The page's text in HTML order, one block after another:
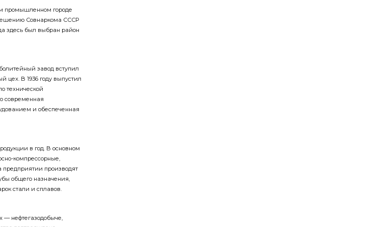
Совнаркома СССР
здесь был выбран район
цех. В 1936 году выпустил
технической
современная
и обеспеченная
компрессорные,
производят
общего назначения,
стали и сплавов.
подтверждено